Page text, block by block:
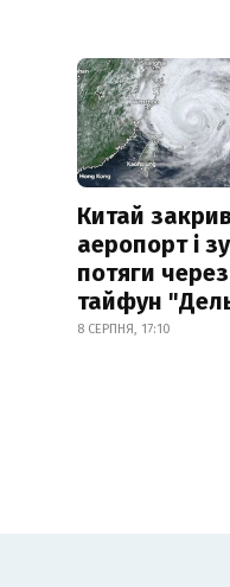
Китай
аеропорт і
потяги через
тайфун
8 СЕРПНЯ, 17:10